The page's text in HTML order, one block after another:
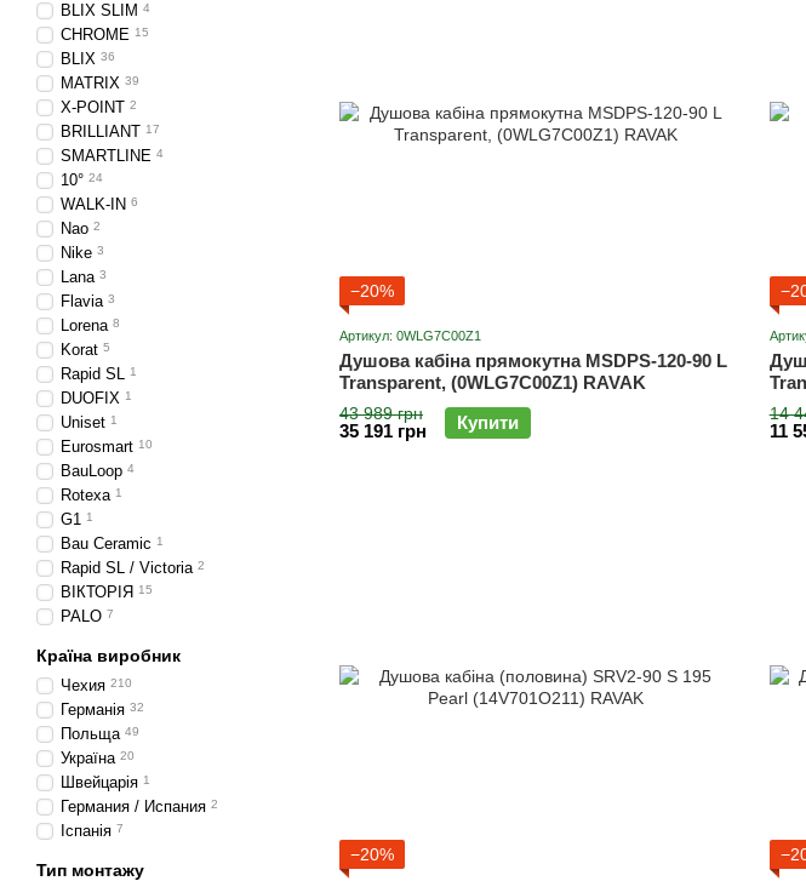
−20%
Артикул: 0WLG7C00Z1
Душова кабіна прямокутна MSDPS-120-90 L
Transparent, (0WLG7C00Z1) RAVAK
43 989 грн
35 191 грн Купити 14
11
−20%
BLIX SLIM 4
CHROME 15
BLIX 36
MATRIX 39
X-POINT 2
BRILLIANT 17
SMARTLINE 4
10° 24
WALK-IN 6
Nao 2
Nike 3
Lana 3
Flavia 3
Lorena 8
Korat 5
Rapid SL 1
DUOFIX 1
Uniset 1
Eurosmart 10
BauLoop 4
Rotexa 1
G1 1
Bau Ceramic 1
Rapid SL / Victoria 2
ВІКТОРІЯ 15
PALO 7
Країна виробник
Чехия 210
Германія 32
Польща 49
Україна 20
Швейцарія 1
Германия / Испания 2
Іспанія 7
Тип монтажу